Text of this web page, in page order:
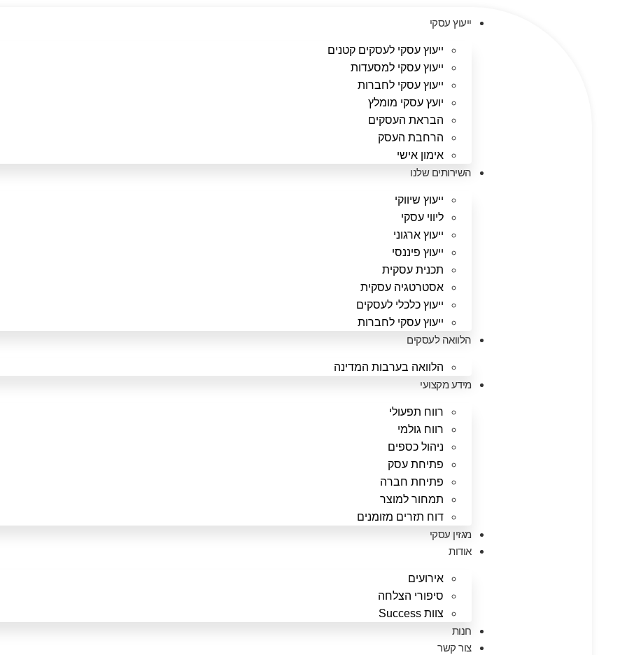
ייעוץ עסקי
ייעוץ עסקי לעסקים קטנים
ייעוץ עסקי למסעדות
ייעוץ עסקי לחברות
יועץ עסקי מומלץ
הבראת העסקים
הרחבת העסק
אימון אישי
השירותים שלנו
ייעוץ שיווקי
ליווי עסקי
ייעוץ ארגוני
ייעוץ פיננסי
תכנית עסקית
אסטרטגיה עסקית
ייעוץ כלכלי לעסקים
ייעוץ עסקי לחברות
הלוואה לעסקים
הלוואה בערבות המדינה
מידע מקצועי
רווח תפעולי
רווח גולמי
ניהול כספים
פתיחת עסק
פתיחת חברה
תמחור למוצר
דוח תזרים מזומנים
מגזין עסקי
אודות
אירועים
סיפורי הצלחה
צוות Success
חנות
צור קשר